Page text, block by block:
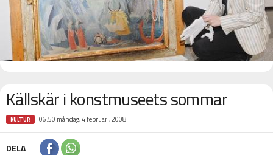
Källskär i konstmuseets sommar
KULTUR 06:50 måndag, 4 februari, 2008
DELA